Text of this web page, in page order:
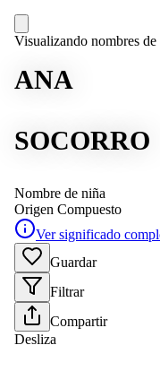
Visualizando nombres
ANA
SOCORRO
Nombre de niña
Origen Compuesto
Ver significado
Guardar
Filtrar
Compartir
Desliza